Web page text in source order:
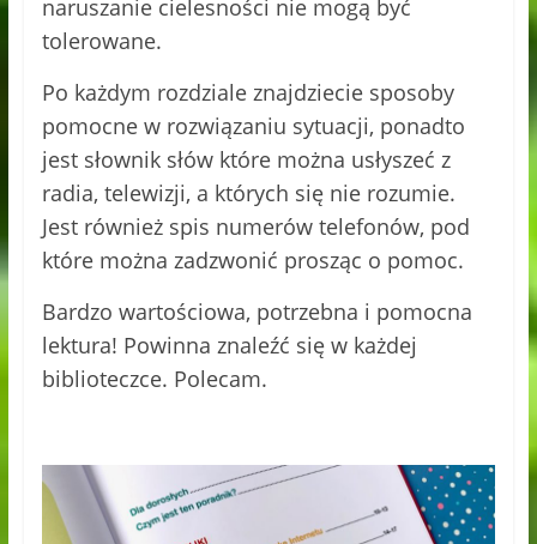
naruszanie cielesności nie mogą być
tolerowane.
Po każdym rozdziale znajdziecie sposoby
pomocne w rozwiązaniu sytuacji, ponadto
jest słownik słów które można usłyszeć z
radia, telewizji, a których się nie rozumie.
Jest również spis numerów telefonów, pod
które można zadzwonić prosząc o pomoc.
Bardzo wartościowa, potrzebna i pomocna
lektura! Powinna znaleźć się w każdej
biblioteczce. Polecam.